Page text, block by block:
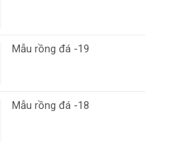
Mẫu rồng đá -19
Mẫu rồng đá -18